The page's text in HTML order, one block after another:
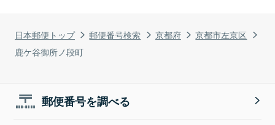
日本郵便トップ 郵便番号検索 京都府
京都市左京区
鹿ケ谷御所ノ段町
郵便番号を調べる